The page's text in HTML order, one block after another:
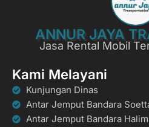
ANNUR JAYA
Jasa Rental Mobil
Kami Melayani
Kunjungan Dinas
Antar Jemput Bandara
Antar Jemput Bandara